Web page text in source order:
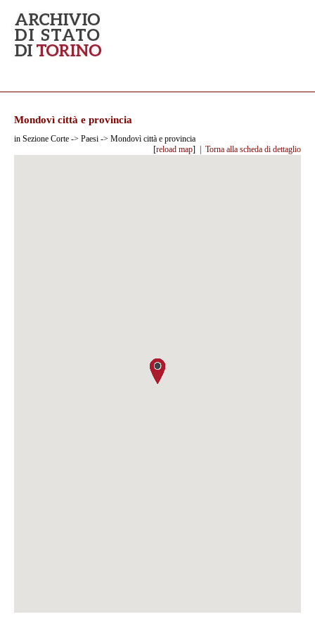
Mondovì città e provincia
in Sezione Corte -> Paesi -> Mondovì città e provincia
[reload map] | Torna alla scheda di dettaglio